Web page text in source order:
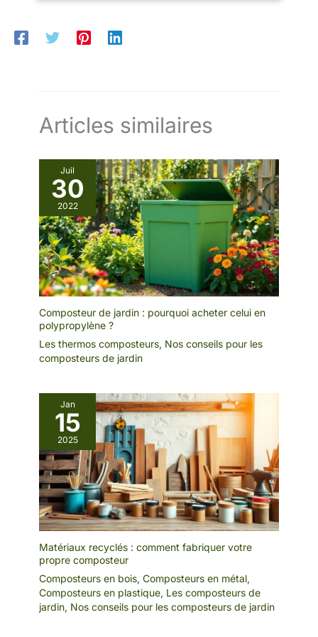
Articles similaires
Juil
30
2022
Composteur de jardin : pourquoi acheter celui en
polypropylène ?
Les thermos composteurs, Nos conseils pour les
composteurs de jardin
Jan
15
2025
Matériaux recyclés : comment fabriquer votre
propre composteur
Composteurs en bois, Composteurs en métal,
Composteurs en plastique, Les composteurs de
jardin, Nos conseils pour les composteurs de jardin